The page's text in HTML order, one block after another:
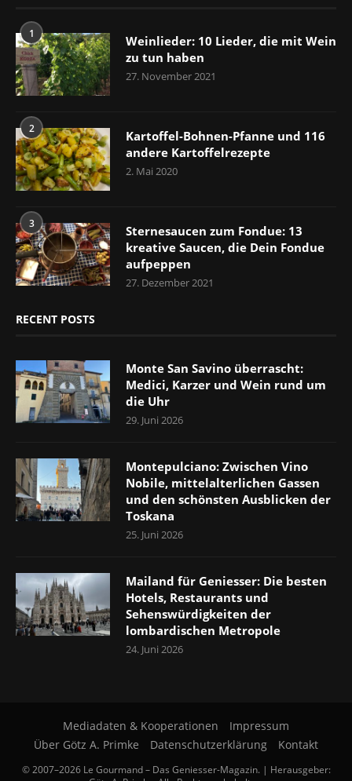
1
Weinlieder: 10 Lieder, die mit Wein
zu tun haben
27. November 2021
2
Kartoffel-Bohnen-Pfanne und 116
andere Kartoffelrezepte
2. Mai 2020
3
Sternesaucen zum Fondue: 13
kreative Saucen, die Dein Fondue
aufpeppen
27. Dezember 2021
RECENT POSTS
Monte San Savino überrascht:
Medici, Karzer und Wein rund um
die Uhr
29. Juni 2026
Montepulciano: Zwischen Vino
Nobile, mittelalterlichen Gassen
und den schönsten Ausblicken der
Toskana
25. Juni 2026
Mailand für Geniesser: Die besten
Hotels, Restaurants und
Sehenswürdigkeiten der
lombardischen Metropole
24. Juni 2026
Mediadaten & Kooperationen
Impressum
Über Götz A. Primke
Datenschutzerklärung Kontakt
© 2007–2026 Le Gourmand – Das Geniesser-Magazin. | Herausgeber: